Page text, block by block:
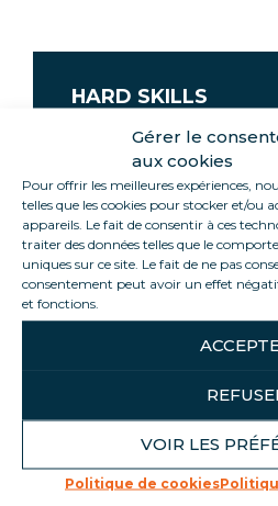
Gérer le
aux cookies
Pour offrir les meilleures expériences,
telles que les cookies pour stocker et/ou
appareils. Le fait de consentir à ces
traiter des données telles que le
uniques sur ce site. Le fait de ne pas
consentement peut avoir un effet
et fonctions.
VOIR LES
Politique de cookies
HARD SKILLS
Connaître le
géographique
Réaliser
l’aide des sangles
Optimiser
en termes de
Connaître la
transport de
fonctionnement
Respecter les
de sécurité